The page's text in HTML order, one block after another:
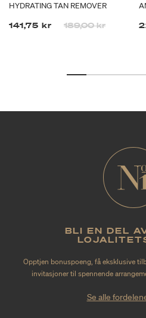
HYDRATING TAN REMOVER
141,75 kr
Prisen er nedsatt
189,00 krtil
BLI EN DEL
Opptjen bonuspoeng, få eksklusive
invitasjoner til spennende
Se alle